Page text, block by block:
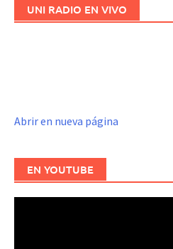
UNI RADIO EN VIVO
Abrir en nueva página
EN YOUTUBE